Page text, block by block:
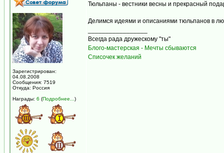
Зарегистрирован:
04.08.2008
Сообщения: 7519
Откуда: Россия
Награды: 6 (Подробнее... )
Тюльпаны - вестники весны и прекрасный
Делимся идеями и описаниями тюльпанов в
Всегда рада дружескому "ты"
Блого-мастерская - Мечты сбываются
Списочек желаний